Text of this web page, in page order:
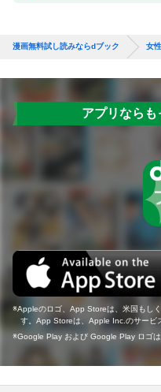
漫画無料試し読みならdブック 女
アプリならも
Appleのロゴ、App Storeは、米国もし
す。App Storeは、Apple Inc.のサービ
Google Play および Google Play ロゴ